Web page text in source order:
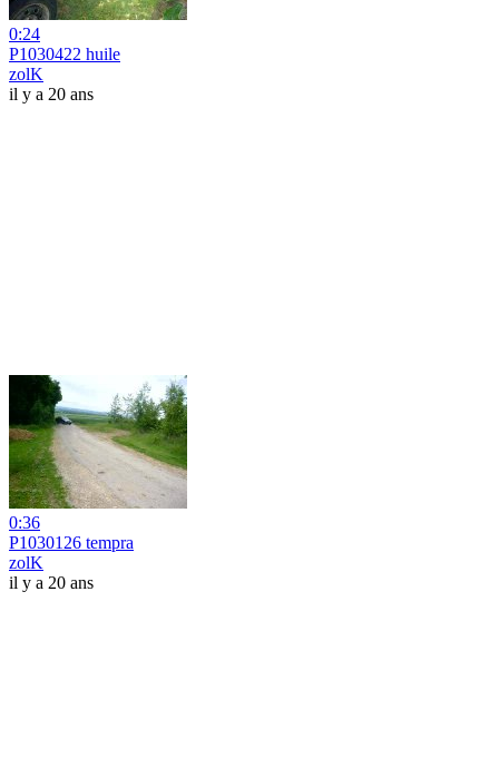
0:24
P1030422 huile
zolK
il y a 20 ans
0:36
P1030126 tempra
zolK
il y a 20 ans